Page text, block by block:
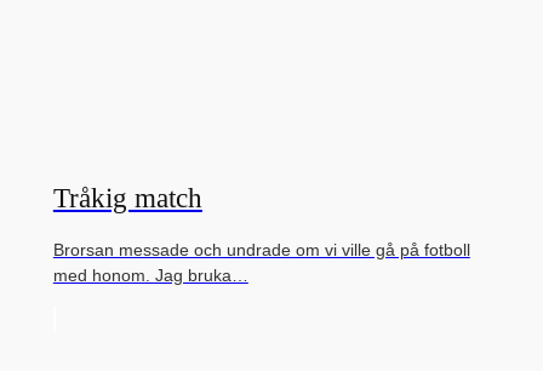
Tråkig match
Brorsan messade och undrade om vi ville gå på fotboll
med honom. Jag bruka…